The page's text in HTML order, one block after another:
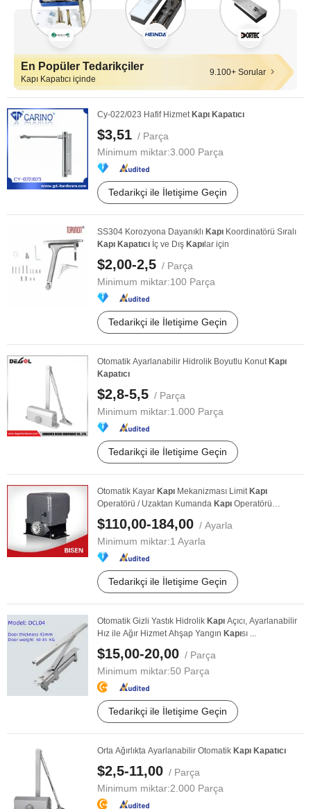
En Popüler Tedarikçiler
Kapı Kapatıcı içinde
9.100+ Sorular
Cy-022/023 Hafif Hizmet Kapı Kapatıcı
$3,51 / Parça
Minimum miktar:3.000 Parça
Tedarikçi ile İletişime Geçin
SS304 Korozyona Dayanıklı Kapı Koordinatörü Sıralı
Kapı Kapatıcı İç ve Dış Kapı lar için
$2,00-2,5 / Parça
Minimum miktar:100 Parça
Tedarikçi ile İletişime Geçin
Otomatik Ayarlanabilir Hidrolik Boyutlu Konut Kapı
Kapatıcı
$2,8-5,5 / Parça
Minimum miktar:1.000 Parça
Tedarikçi ile İletişime Geçin
Otomatik Kayar Kapı Mekanizması Limit Kapı
Operatörü / Uzaktan Kumanda Kapı Operatörü
Motorları Kiti ...
$110,00-184,00 / Ayarla
Minimum miktar:1 Ayarla
Tedarikçi ile İletişime Geçin
Otomatik Gizli Yastık Hidrolik Kapı Açıcı, Ayarlanabilir
Hız ile Ağır Hizmet Ahşap Yangın Kapısı ...
$15,00-20,00 / Parça
Minimum miktar:50 Parça
Tedarikçi ile İletişime Geçin
Orta Ağırlıkta Ayarlanabilir Otomatik Kapı Kapatıcı
$2,5-11,00 / Parça
Minimum miktar:2.000 Parça